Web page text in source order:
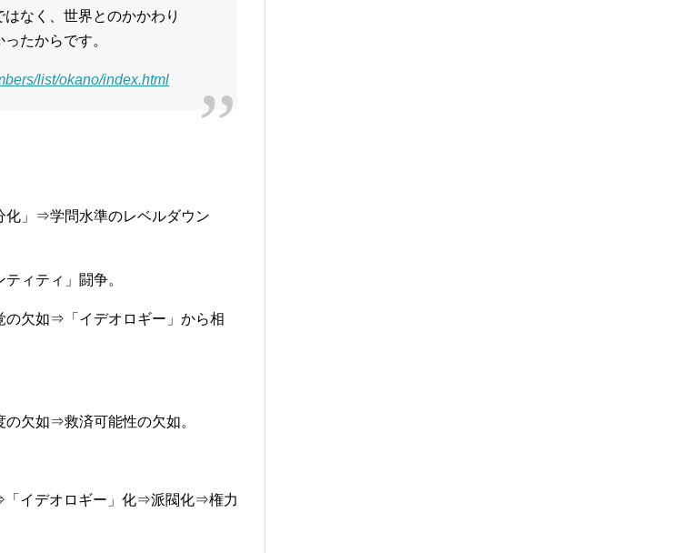
なく、世界とのかかわり
たからです。
list/okano/index.html
化」⇒学問水準のレベルダウン
ィティ」闘争。
の欠如⇒「イデオロギー」から相
欠如⇒救済可能性の欠如。
イデオロギー」化⇒派閥化⇒権力